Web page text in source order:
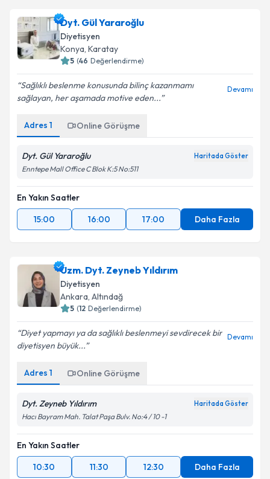
Dyt. Gül Yararoğlu
Diyetisyen
Konya, Karatay
5 (46 Değerlendirme)
Sağlıklı beslenme konusunda bilinç kazanmamı
sağlayan, her aşamada motive eden...
Devamı
Adres 1 Online Görüşme
Dyt. Gül Yararoğlu Haritada Göster
Enntepe Mall Office C Blok K:5 No:511
En Yakın Saatler
15:00
16:00 17:00 Daha Fazla
Uzm. Dyt. Zeyneb Yıldırım
Diyetisyen
Ankara, Altındağ
5 (12 Değerlendirme)
Diyet yapmayı ya da sağlıklı beslenmeyi sevdirecek bir
diyetisyen büyük...
Devamı
Adres 1 Online Görüşme
Dyt. Zeyneb Yıldırım Haritada Göster
Hacı Bayram Mah. Talat Paşa Bulv. No:4 / 10 -1
En Yakın Saatler
10:30
11:30 12:30 Daha Fazla